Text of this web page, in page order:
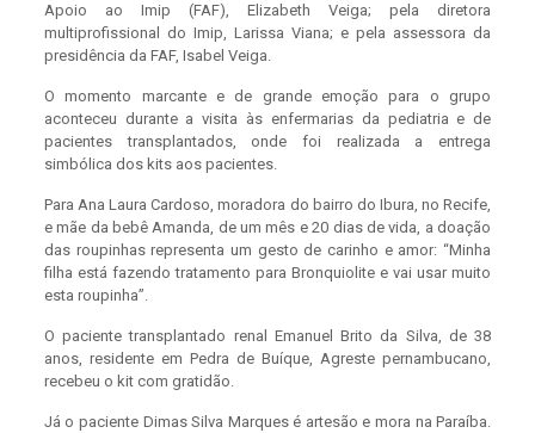
Apoio ao Imip (FAF), Elizabeth Veiga; pela diretora
multiprofissional do Imip, Larissa Viana; e pela assessora da
presidência da FAF, Isabel Veiga.
O momento marcante e de grande emoção para o grupo
aconteceu durante a visita às enfermarias da pediatria e de
pacientes transplantados, onde foi realizada a entrega
simbólica dos kits aos pacientes.
Para Ana Laura Cardoso, moradora do bairro do Ibura, no Recife,
e mãe da bebê Amanda, de um mês e 20 dias de vida, a doação
das roupinhas representa um gesto de carinho e amor: “Minha
filha está fazendo tratamento para Bronquiolite e vai usar muito
esta roupinha”.
O paciente transplantado renal Emanuel Brito da Silva, de 38
anos, residente em Pedra de Buíque, Agreste pernambucano,
recebeu o kit com gratidão.
Já o paciente Dimas Silva Marques é artesão e mora na Paraíba.